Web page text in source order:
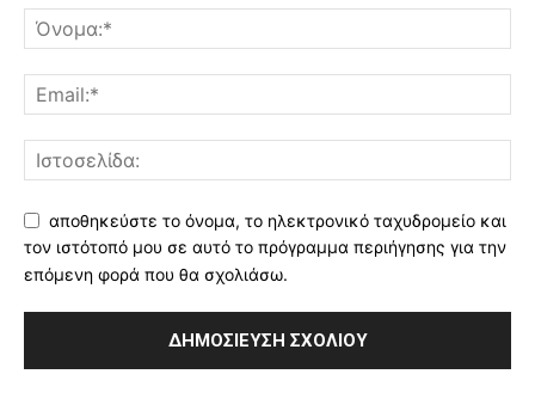
αποθηκεύστε το όνομα, το ηλεκτρονικό ταχυδρομείο και
τον ιστότοπό μου σε αυτό το πρόγραμμα περιήγησης για την
επόμενη φορά που θα σχολιάσω.